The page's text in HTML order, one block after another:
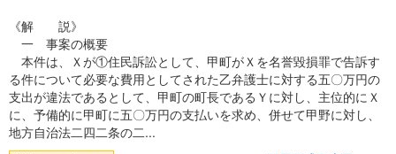
《解 説》
一 事案の概要
本件は、Ｘが①住民訴訟として、甲町がＸを名誉毀損罪で告訴す
る件について必要な費用としてされた乙弁護士に対する五〇万円の
支出が違法であるとして、甲町の町長であるＹに対し、主位的にＸ
に、予備的に甲町に五〇万円の支払いを求め、併せて甲野に対し、
地方自治法二四二条の二...